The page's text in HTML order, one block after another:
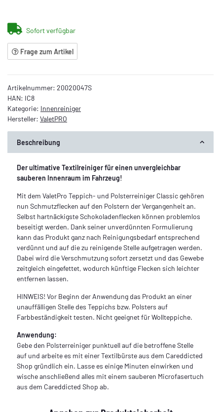
Sofort verfügbar
Frage zum Artikel
Artikelnummer: 20020047S
HAN: IC8
Kategorie: Innenreiniger
Hersteller: ValetPRO
Beschreibung
Der ultimative Textilreiniger für einen unvergleichbar
sauberen Innenraum im Fahrzeug!
Mit dem ValetPro Teppich- und Polsterreiniger Classic gehören
nun Schmutzflecken auf den Polstern der Vergangenheit an.
Selbst hartnäckigste Schokoladenflecken können problemlos
beseitigt werden. Dank seiner unverdünnten Formulierung
kann das Produkt ganz nach Reinigungsbedarf entsprechend
verdünnt und auf die zu reinigende Stelle aufgetragen werden.
Dabei wird die Verschmutzung sofort zersetzt und das Gewebe
zeitgleich eingefettet, wodurch künftige Flecken sich leichter
entfernen lassen.
HINWEIS! Vor Beginn der Anwendung das Produkt an einer
unauffälligen Stelle des Teppichs bzw. Polsters auf
Farbbeständigkeit testen. Nicht geeignet für Wollteppiche.
Anwendung:
Gebe den Polsterreiniger punktuell auf die betroffene Stelle
auf und arbeite es mit einer Textilbürste aus dem Careddicted
Shop gründlich ein. Lasse es einige Minuten einwirken und
wische anschließend alles mit einem sauberen Microfasertuch
aus dem Careddicted Shop ab.